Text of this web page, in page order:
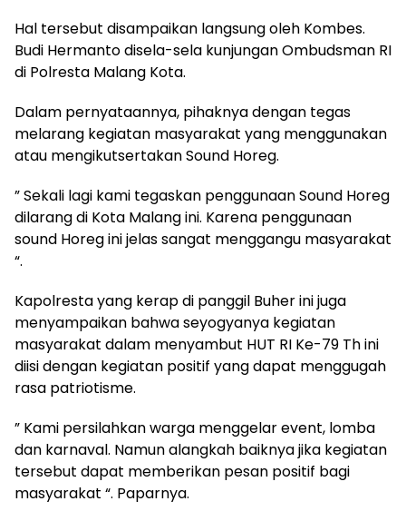
Hal tersebut disampaikan langsung oleh Kombes.
Budi Hermanto disela-sela kunjungan Ombudsman RI
di Polresta Malang Kota.
Dalam pernyataannya, pihaknya dengan tegas
melarang kegiatan masyarakat yang menggunakan
atau mengikutsertakan Sound Horeg.
” Sekali lagi kami tegaskan penggunaan Sound Horeg
dilarang di Kota Malang ini. Karena penggunaan
sound Horeg ini jelas sangat menggangu masyarakat
“.
Kapolresta yang kerap di panggil Buher ini juga
menyampaikan bahwa seyogyanya kegiatan
masyarakat dalam menyambut HUT RI Ke-79 Th ini
diisi dengan kegiatan positif yang dapat menggugah
rasa patriotisme.
” Kami persilahkan warga menggelar event, lomba
dan karnaval. Namun alangkah baiknya jika kegiatan
tersebut dapat memberikan pesan positif bagi
masyarakat “. Paparnya.